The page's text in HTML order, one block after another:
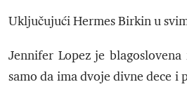
Uključujući Hermes Birkin u
Jennifer Lopez je
samo da ima dvoje divne dece i